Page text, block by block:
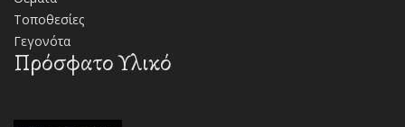
Τοποθεσίες
Γεγονότα
Πρόσφατο Υλικό